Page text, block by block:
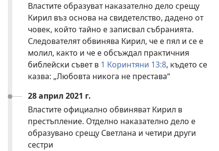
Властите образуват наказателно дело срещу
Кирил въз основа на свидетелство, дадено от
човек, който тайно е записвал събранията.
Следователят обвинява Кирил, че е пял и се е
молил, както и че е обсъждал практичния
библейски съвет в 1 Коринтяни 13:8, където се
казва: „Любовта никога не престава“
28 април 2021 г.
Властите официално обвиняват Кирил в
престъпление. Отделно наказателно дело е
образувано срещу Светлана и четири други
сестри